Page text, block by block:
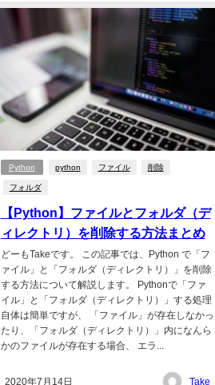
Python python ファイル 削除
フォルダ
【Python】ファイルとフォルダ（デ
ィレクトリ）を削除する方法まとめ
どーもTakeです。 この記事では、Python で「フ
ァイル」と「フォルダ（ディレクトリ）」を削除
する方法について解説します。 Pythonで「ファ
イル」と「フォルダ（ディレクトリ）」する処理
自体は簡単ですが、 「ファイル」が存在しなかっ
たり、「フォルダ（ディレクトリ）」内になんら
かのファイルが存在する場合、 エラ...
2020年7月14日 Take